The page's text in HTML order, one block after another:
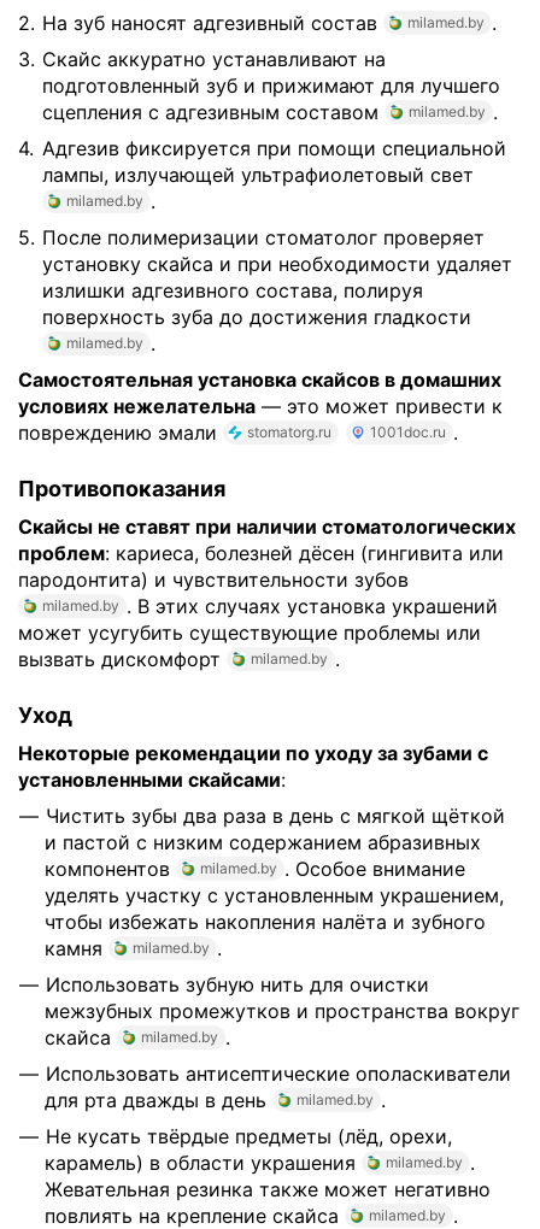
На зуб наносят адгезивный состав
milamed.by .
Скайс аккуратно устанавливают на
подготовленный зуб и прижимают для лучшего
сцепления с адгезивным составом
milamed.by .
Адгезив фиксируется при помощи специальной
лампы, излучающей ультрафиолетовый свет
milamed.by .
После полимеризации стоматолог проверяет
установку скайса и при необходимости удаляет
излишки адгезивного состава, полируя
поверхность зуба до достижения гладкости
milamed.by .
Самостоятельная установка скайсов в домашних
условиях нежелательна — это может привести к
повреждению эмали
stomatorg.ru 1001doc.ru .
Противопоказания
Скайсы не ставят при наличии стоматологических
проблем: кариеса, болезней дёсен (гингивита или
пародонтита) и чувствительности зубов
milamed.by . В этих случаях установка украшений
может усугубить существующие проблемы или
вызвать дискомфорт
milamed.by .
Уход
Некоторые рекомендации по уходу за зубами с
установленными скайсами:
Чистить зубы два раза в день с мягкой щёткой
и пастой с низким содержанием абразивных
компонентов
milamed.by . Особое внимание
уделять участку с установленным украшением,
чтобы избежать накопления налёта и зубного
камня
milamed.by .
Использовать зубную нить для очистки
межзубных промежутков и пространства вокруг
скайса
milamed.by .
Использовать антисептические ополаскиватели
для рта дважды в день
milamed.by .
Не кусать твёрдые предметы (лёд, орехи,
карамель) в области украшения
milamed.by .
Жевательная резинка также может негативно
повлиять на крепление скайса
milamed.by .